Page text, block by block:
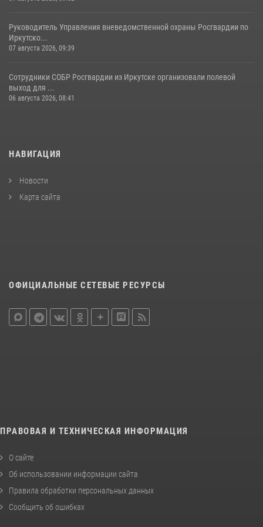
Руководитель Управления вневедомственной охраны Росгвардии по
Иркутско...
07 августа 2026, 09:39
Сотрудники СОБР Росгвардии из Иркутске организовали полевой
выход для ...
06 августа 2026, 08:41
НАВИГАЦИЯ
Новости
Карта сайта
ОФИЦИАЛЬНЫЕ СЕТЕВЫЕ РЕСУРСЫ
ПРАВОВАЯ И ТЕХНИЧЕСКАЯ ИНФОРМАЦИЯ
О сайте
Об использовании информации сайта
Правила обработки персональных данных
Сообщить об ошибках